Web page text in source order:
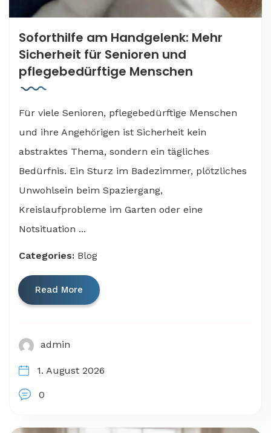
Soforthilfe am Handgelenk: Mehr
Sicherheit für Senioren und
pflegebedürftige Menschen
Für viele Senioren, pflegebedürftige Menschen
und ihre Angehörigen ist Sicherheit kein
abstraktes Thema, sondern ein tägliches
Bedürfnis. Ein Sturz im Badezimmer, plötzliches
Unwohlsein beim Spaziergang,
Kreislaufprobleme im Garten oder eine
Notsituation ...
Categories: Blog
Read More
admin
1. August 2026
0